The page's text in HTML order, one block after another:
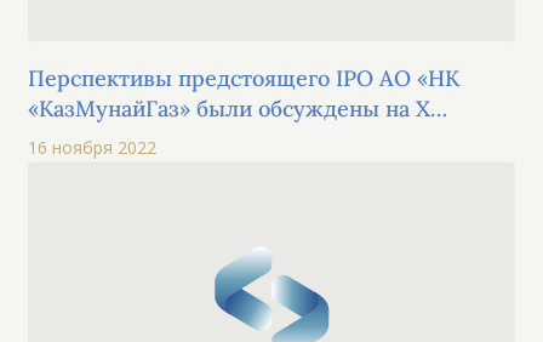
Перспективы предстоящего IPO АО «НК
«КазМунайГаз» были обсуждены на Х
Конгрессе финансистов Казахстана в рамках
16 ноября 2022